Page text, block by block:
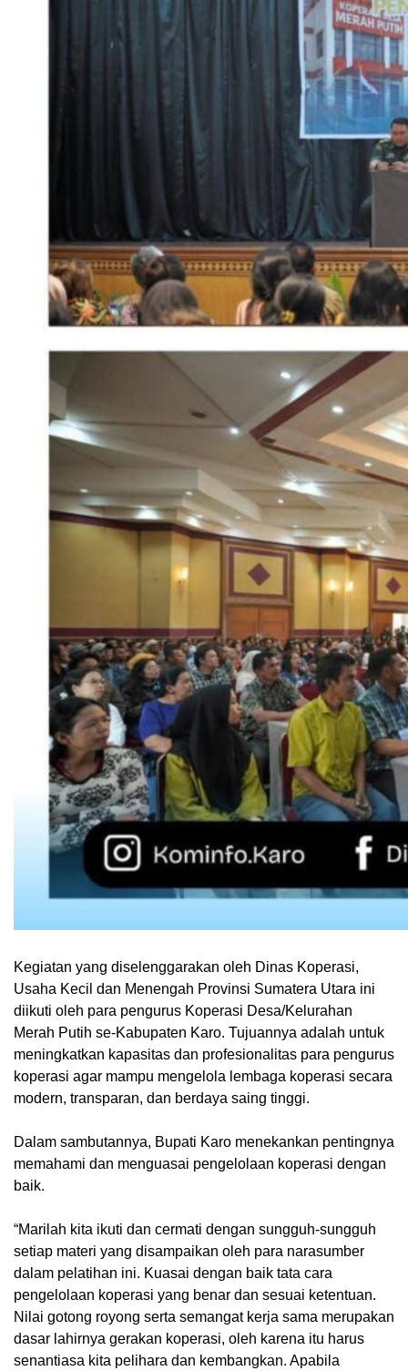
Kegiatan yang diselenggarakan oleh Dinas Koperasi,
Usaha Kecil dan Menengah Provinsi Sumatera Utara ini
diikuti oleh para pengurus Koperasi Desa/Kelurahan
Merah Putih se-Kabupaten Karo. Tujuannya adalah untuk
meningkatkan kapasitas dan profesionalitas para pengurus
koperasi agar mampu mengelola lembaga koperasi secara
modern, transparan, dan berdaya saing tinggi.
Dalam sambutannya, Bupati Karo menekankan pentingnya
memahami dan menguasai pengelolaan koperasi dengan
baik.
“Marilah kita ikuti dan cermati dengan sungguh-sungguh
setiap materi yang disampaikan oleh para narasumber
dalam pelatihan ini. Kuasai dengan baik tata cara
pengelolaan koperasi yang benar dan sesuai ketentuan.
Nilai gotong royong serta semangat kerja sama merupakan
dasar lahirnya gerakan koperasi, oleh karena itu harus
senantiasa kita pelihara dan kembangkan. Apabila